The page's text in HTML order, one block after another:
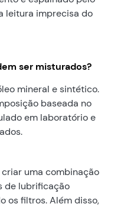
leitura imprecisa do
ser misturados?
mineral e sintético.
baseada no
em laboratório e
uma combinação
de lubrificação
os filtros. Além disso,